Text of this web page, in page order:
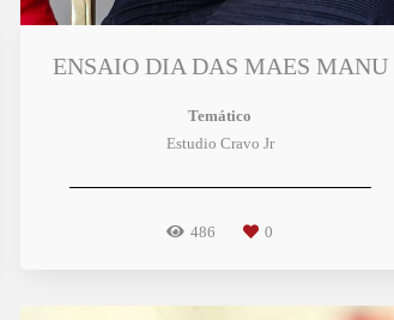
ENSAIO DIA DAS MAES MANU
Temático
Estudio Cravo Jr
486 0